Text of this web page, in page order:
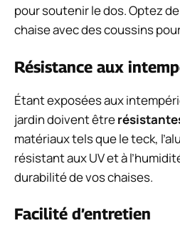
pour soutenir le dos. Optez
chaise avec des coussins
Résistance aux
Étant exposées aux
jardin doivent être
matériaux tels que le teck,
résistant aux UV et à
durabilité de vos chaises.
Facilité d’entretien